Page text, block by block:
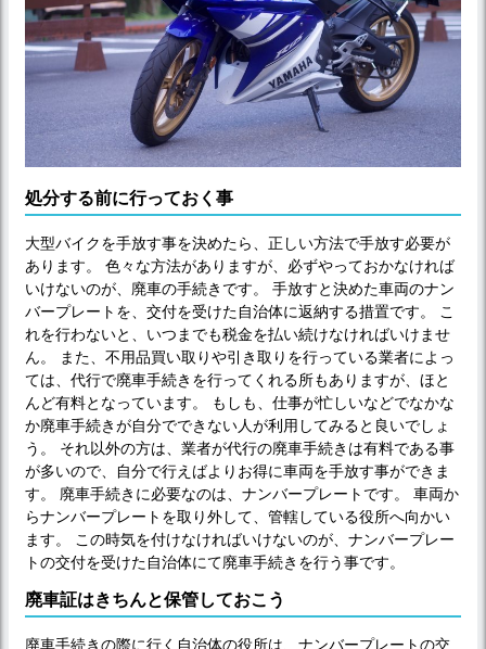
処分する前に行っておく事
大型バイクを手放す事を決めたら、正しい方法で手放す必要が
あります。 色々な方法がありますが、必ずやっておかなければ
いけないのが、廃車の手続きです。 手放すと決めた車両のナン
バープレートを、交付を受けた自治体に返納する措置です。 こ
れを行わないと、いつまでも税金を払い続けなければいけませ
ん。 また、不用品買い取りや引き取りを行っている業者によっ
ては、代行で廃車手続きを行ってくれる所もありますが、ほと
んど有料となっています。 もしも、仕事が忙しいなどでなかな
か廃車手続きが自分でできない人が利用してみると良いでしょ
う。 それ以外の方は、業者が代行の廃車手続きは有料である事
が多いので、自分で行えばよりお得に車両を手放す事ができま
す。 廃車手続きに必要なのは、ナンバープレートです。 車両か
らナンバープレートを取り外して、管轄している役所へ向かい
ます。 この時気を付けなければいけないのが、ナンバープレー
トの交付を受けた自治体にて廃車手続きを行う事です。
廃車証はきちんと保管しておこう
廃車手続きの際に行く自治体の役所は、ナンバープレートの交